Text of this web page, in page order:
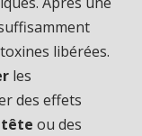
libérées.
les
des effets
tête ou des